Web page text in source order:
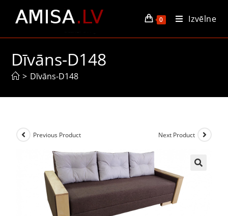
0 Izvēlne
Dīvāns-D148
> Dīvāns-D148
Previous Product Next Product